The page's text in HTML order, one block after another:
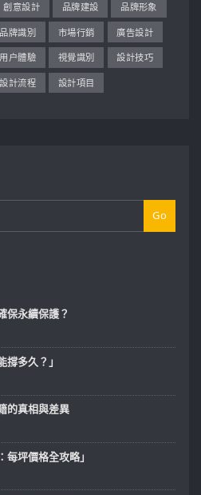
創意設計 品牌建設 品牌形象
品牌識別 市場行銷 廣告設計
用户體驗 視覺識別 設計技巧
設計流程 設計項目
Go
保永續保護？
撐多久？」
的真相與差異
每坪價格全攻略」